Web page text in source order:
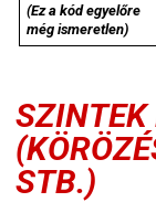
(Ez a kód egyelőre
még ismeretlen)
SZINTEK
STB.)